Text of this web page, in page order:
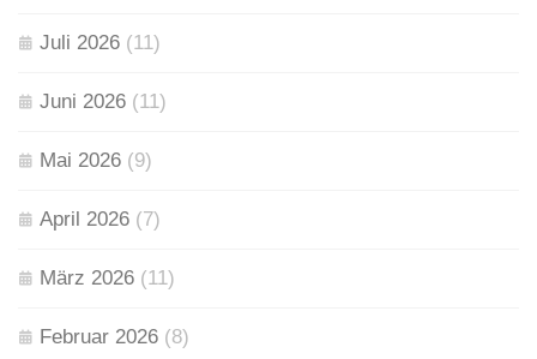
Juli 2026 (11)
Juni 2026 (11)
Mai 2026 (9)
April 2026 (7)
März 2026 (11)
Februar 2026 (8)